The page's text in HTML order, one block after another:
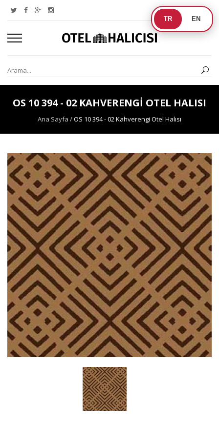
TR EN
OS 10 394 - 02 KAHVERENGI OTEL HALISI
Ana Sayfa /OS 10 394 - 02 Kahverengi Otel Halısı